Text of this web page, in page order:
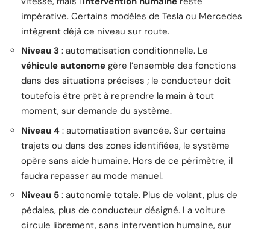
impérative. Certains modèles de Tesla ou Mercedes
intègrent déjà ce niveau sur route.
Niveau 3 : automatisation conditionnelle. Le
véhicule autonome gère l’ensemble des fonctions
dans des situations précises ; le conducteur doit
toutefois être prêt à reprendre la main à tout
moment, sur demande du système.
Niveau 4 : automatisation avancée. Sur certains
trajets ou dans des zones identifiées, le système
opère sans aide humaine. Hors de ce périmètre, il
faudra repasser au mode manuel.
Niveau 5 : autonomie totale. Plus de volant, plus de
pédales, plus de conducteur désigné. La voiture
circule librement, sans intervention humaine, sur